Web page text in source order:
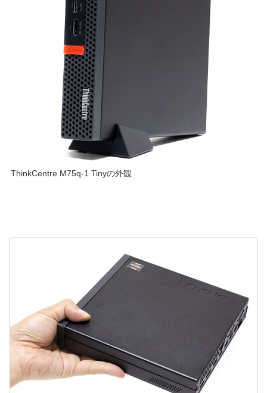
ThinkCentre M75q-1 Tinyの外観